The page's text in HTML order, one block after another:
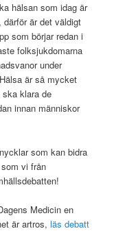
hälsan som idag är
är det väldigt
som börjar redan i
folksjukdomarna
under
är så mycket
klara de
innan människor
som kan bidra
vi från
Medicin en
är artros,läs debatt